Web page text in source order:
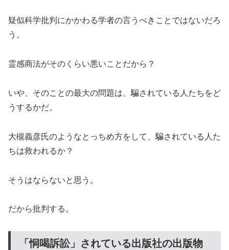
疑似科学批判にかかわる学者の言うべきことではないだろ
う。
霊感商法がそのくらい悪いことだから？
いや、そのことの最大の問題は、騙されている人たちをど
うするかだ。
大槻義彦氏のようなとっちめ方をして、騙されている人た
ちは救われるか？
そうはならないと思う。
だから批判する。
「恫喝訴訟」されている出版社の出版物